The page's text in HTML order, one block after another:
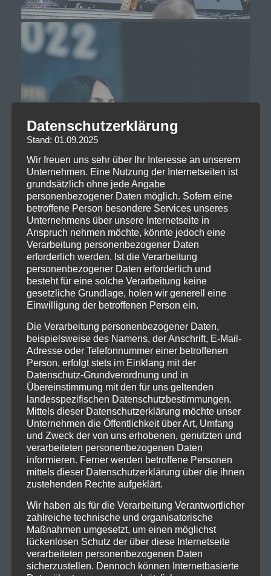
Datenschutzerklärung
Stand: 01.09.2025
Wir freuen uns sehr über Ihr Interesse an unserem
Unternehmen. Eine Nutzung der Internetseiten ist
grundsätzlich ohne jede Angabe
personenbezogener Daten möglich. Sofern eine
betroffene Person besondere Services unseres
Unternehmens über unsere Internetseite in
Anspruch nehmen möchte, könnte jedoch eine
Verarbeitung personenbezogener Daten
erforderlich werden. Ist die Verarbeitung
personenbezogener Daten erforderlich und
besteht für eine solche Verarbeitung keine
gesetzliche Grundlage, holen wir generell eine
Einwilligung der betroffenen Person ein.
Die Verarbeitung personenbezogener Daten,
beispielsweise des Namens, der Anschrift, E-Mail-
Adresse oder Telefonnummer einer betroffenen
Person, erfolgt stets im Einklang mit der
Datenschutz-Grundverordnung und in
Übereinstimmung mit den für uns geltenden
landesspezifischen Datenschutzbestimmungen.
Mittels dieser Datenschutzerklärung möchte unser
Unternehmen die Öffentlichkeit über Art, Umfang
und Zweck der von uns erhobenen, genutzten und
verarbeiteten personenbezogenen Daten
informieren. Ferner werden betroffene Personen
mittels dieser Datenschutzerklärung über die ihnen
zustehenden Rechte aufgeklärt.
Wir haben als für die Verarbeitung Verantwortlicher
zahlreiche technische und organisatorische
Maßnahmen umgesetzt, um einen möglichst
lückenlosen Schutz der über diese Internetseite
verarbeiteten personenbezogenen Daten
sicherzustellen. Dennoch können Internetbasierte